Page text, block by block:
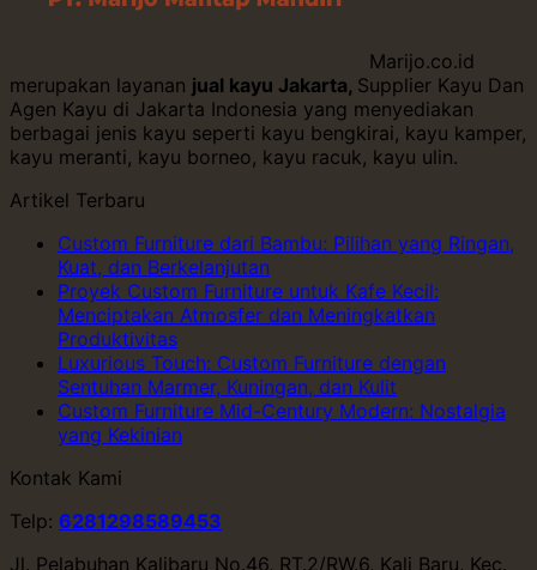
Marijo.co.id
merupakan layanan jual kayu Jakarta, Supplier Kayu Dan
Agen Kayu di Jakarta Indonesia yang menyediakan
berbagai jenis kayu seperti kayu bengkirai, kayu kamper,
kayu meranti, kayu borneo, kayu racuk, kayu ulin.
Artikel Terbaru
Custom Furniture dari Bambu: Pilihan yang Ringan,
Kuat, dan Berkelanjutan
Proyek Custom Furniture untuk Kafe Kecil:
Menciptakan Atmosfer dan Meningkatkan
Produktivitas
Luxurious Touch: Custom Furniture dengan
Sentuhan Marmer, Kuningan, dan Kulit
Custom Furniture Mid-Century Modern: Nostalgia
yang Kekinian
Kontak Kami
Telp: 6281298589453
Jl. Pelabuhan Kalibaru No.46, RT.2/RW.6, Kali Baru, Kec.